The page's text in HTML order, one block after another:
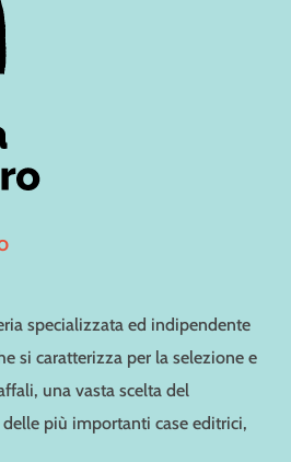
specializzata ed indipendente
si caratterizza per la selezione e
una vasta scelta del
più importanti case editrici,